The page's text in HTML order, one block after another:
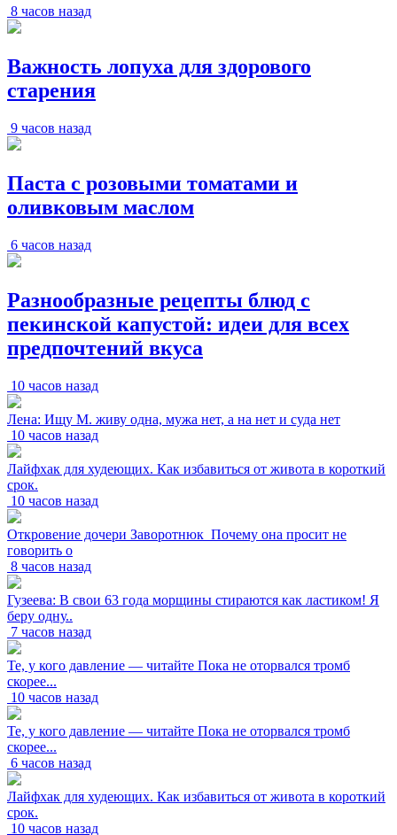
8 часов назад
Важность лопуха для здорового
старения
9 часов назад
Паста с розовыми томатами и
оливковым маслом
6 часов назад
Разнообразные рецепты блюд с
пекинской капустой: идеи для всех
предпочтений вкуса
10 часов назад
Лена: Ищу М. живу одна, мужа нет, а на нет и суда нет
10 часов назад
Лайфхак для худеющих. Как избавиться от живота в короткий
срок.
10 часов назад
Откровение дочери Заворотнюк_Почему она просит не
говорить о
8 часов назад
Гузеева: В свои 63 года морщины стираются как ластиком! Я
беру одну..
7 часов назад
Те, у кого давление — читайте Пока не оторвался тромб
скорее...
10 часов назад
Те, у кого давление — читайте Пока не оторвался тромб
скорее...
6 часов назад
Лайфхак для худеющих. Как избавиться от живота в короткий
срок.
10 часов назад